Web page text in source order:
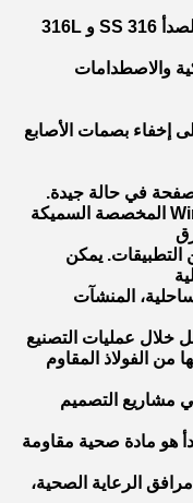
5المدى الطويل: يشتهر الفولاذ المقاوم للصدأ SS 316 و 316L
والاصطدامات
إخفاء بصمات الأصابع
في حالة جيدة.
7. التنوع: الـ WinscoMetal SS 316 316L المخصصة السميكة
التطبيقات. يمكن
المنشآت
من الفولاذ المقاوم
مشاريع التصميم
هو مادة صحية مقاومة
الرعاية الصحية،